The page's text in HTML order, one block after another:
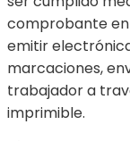
comprobante
emitir
marcaciones,
trabajador a
imprimible.